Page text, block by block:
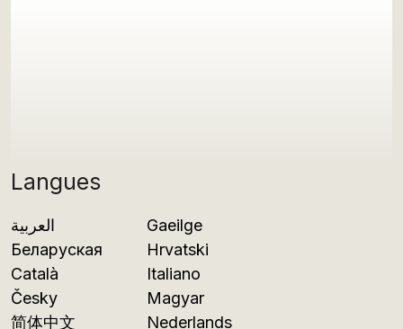
Langues
العربية
Беларуская
Català
Česky
简体中文
Gaeilge
Hrvatski
Italiano
Magyar
Nederlands